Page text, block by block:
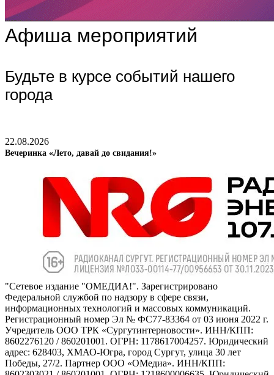
Афиша мероприятий
Будьте в курсе событий нашего
города
22.08.2026
Вечеринка «Лето, давай до свидания!»
"Сетевое издание "ОМЕДИА!". Зарегистрировано
Федеральной службой по надзору в сфере связи,
информационных технологий и массовых коммуникаций.
Регистрационный номер Эл № ФС77-83364 от 03 июня 2022 г.
Учредитель ООО ТРК «Сургутинтерновости». ИНН/КПП:
8602276120 / 860201001. ОГРН: 1178617004257. Юридический
адрес: 628403, ХМАО-Югра, город Сургут, улица 30 лет
Победы, 27/2. Партнер ООО «ОМедиа». ИНН/КПП: